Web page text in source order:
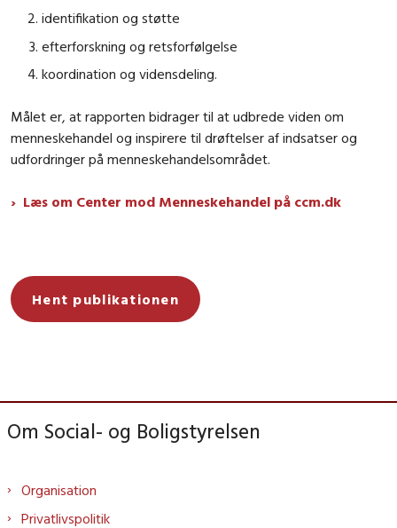
identifikation og støtte
efterforskning og retsforfølgelse
koordination og vidensdeling.
Målet er, at rapporten bidrager til at udbrede viden om
menneskehandel og inspirere til drøftelser af indsatser og
udfordringer på menneskehandelsområdet.
Læs om Center mod Menneskehandel på ccm.dk
Hent publikationen
Om Social- og Boligstyrelsen
Organisation
Privatlivspolitik